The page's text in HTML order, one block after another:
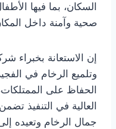
السكان، بما فيها
صحية وآمنة داخل
إن الاستعانة بخبراء
وتلميع الرخام في
الحفاظ على الممتلكات،
العالية في التنفيذ
جمال الرخام وتعيده